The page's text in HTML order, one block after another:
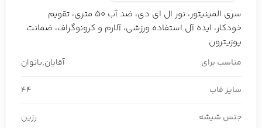
سری المینیتور، نور ال ای دی، ضد آب 50 متری، تقویم
خودکار، ایده آل استفاده ورزشی، آلارم و کرونوگراف، ضمانت
پوزیترون
مناسب برای آقایان,بانوان
سایز قاب 44
جنس شیشه رزین